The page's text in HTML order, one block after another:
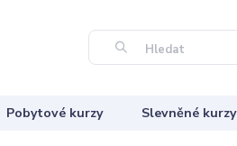
Hledat
Pobytové kurzy Slevněné kurzy